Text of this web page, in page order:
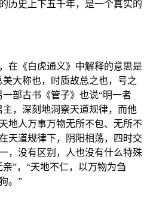
历史上下五千年，是一个真实的
在《白虎通义》中解释的意思是
大称也，时质故总之也，号之
部古书《管子》也说“明一者
，深刻地洞察天道规律，而他
地人万事万物无所不包、无所不
天道规律下，阴阳相荡，四时交
，没有区别，人也没有什么特殊
”，“天地不仁，以万物为刍
。”